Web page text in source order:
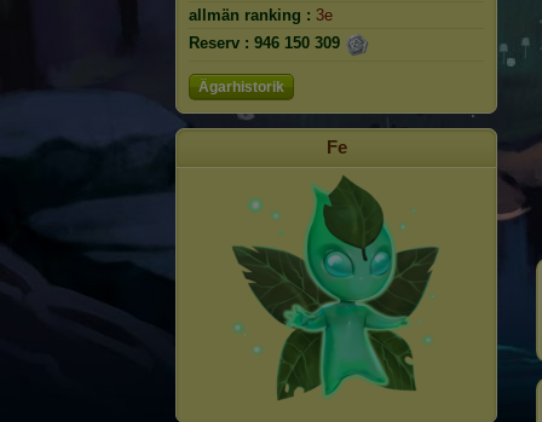
allmän ranking : 3e
Reserv : 946 150 309
Ägarhistorik
Fe